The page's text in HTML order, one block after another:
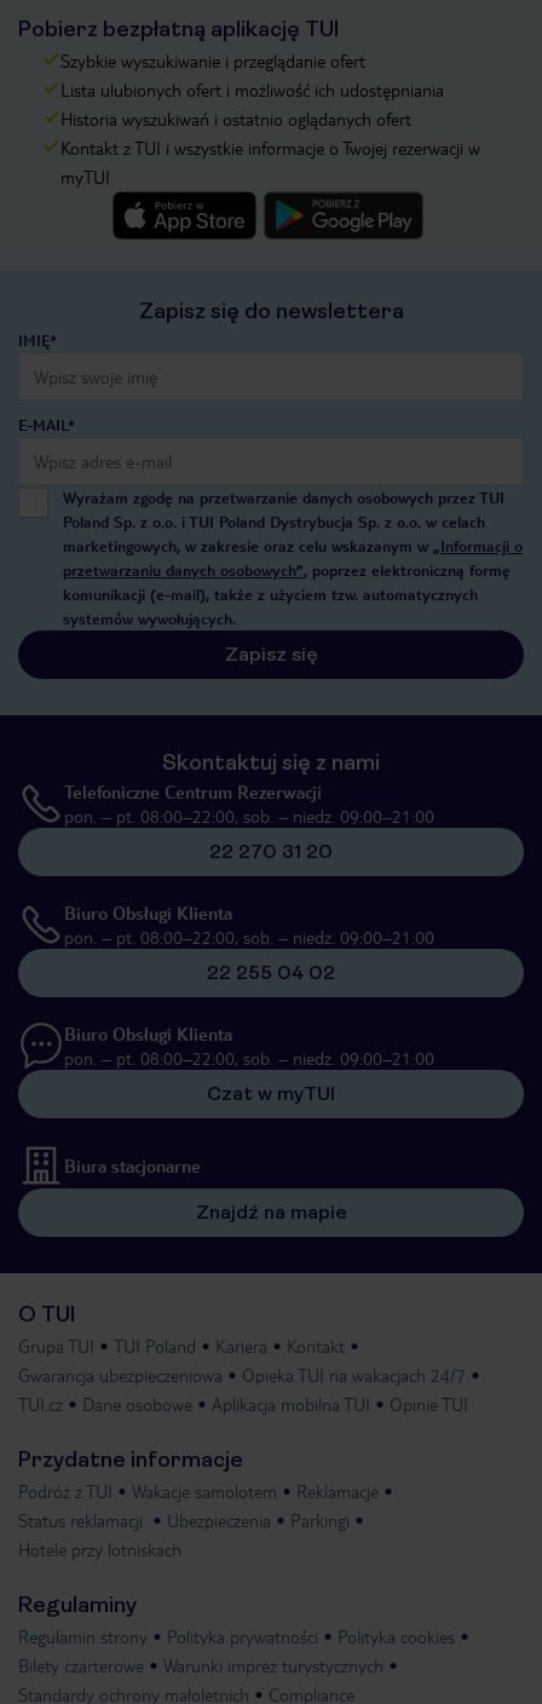
Pobierz bezpłatną aplikację TUI
Szybkie wyszukiwanie i przeglądanie ofert
Lista ulubionych ofert i możliwość ich udostępniania
Historia wyszukiwań i ostatnio oglądanych ofert
Kontakt z TUI i wszystkie informacje o Twojej rezerwacji w
myTUI
Zapisz się do newslettera
IMIĘ*
E-MAIL*
Wyrażam zgodę na przetwarzanie danych osobowych przez TUI
Poland Sp. z o.o. i TUI Poland Dystrybucja Sp. z o.o. w celach
marketingowych, w zakresie oraz celu wskazanym w „Informacji o
przetwarzaniu danych osobowych”, poprzez elektroniczną formę
komunikacji (e-mail), także z użyciem tzw. automatycznych
systemów wywołujących.
Zapisz się
Skontaktuj się z nami
Telefoniczne Centrum Rezerwacji
pon. – pt. 08:00–22:00, sob. – niedz. 09:00–21:00
22 270 31 20
Biuro Obsługi Klienta
pon. – pt. 08:00–22:00, sob. – niedz. 09:00–21:00
22 255 04 02
Biuro Obsługi Klienta
pon. – pt. 08:00–22:00, sob. – niedz. 09:00–21:00
Czat w myTUI
Biura stacjonarne
Znajdź na mapie
O TUI
Grupa TUI TUI Poland Kariera
Kontakt
Gwarancja ubezpieczeniowa
Opieka TUI na wakacjach 24/7
TUI.cz
Dane osobowe Aplikacja mobilna TUI Opinie TUI
Przydatne informacje
Podróż z TUI Wakacje samolotem
Reklamacje
Status reklamacji
Ubezpieczenia
Parkingi
Hotele przy lotniskach
Regulaminy
Regulamin strony Polityka prywatności
Polityka cookies
Bilety czarterowe
Warunki imprez turystycznych
Standardy ochrony małoletnich
Compliance